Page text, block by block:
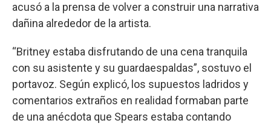
acusó a la prensa de volver a construir una narrativa
dañina alrededor de la artista.
“Britney estaba disfrutando de una cena tranquila
con su asistente y su guardaespaldas”, sostuvo el
portavoz. Según explicó, los supuestos ladridos y
comentarios extraños en realidad formaban parte
de una anécdota que Spears estaba contando